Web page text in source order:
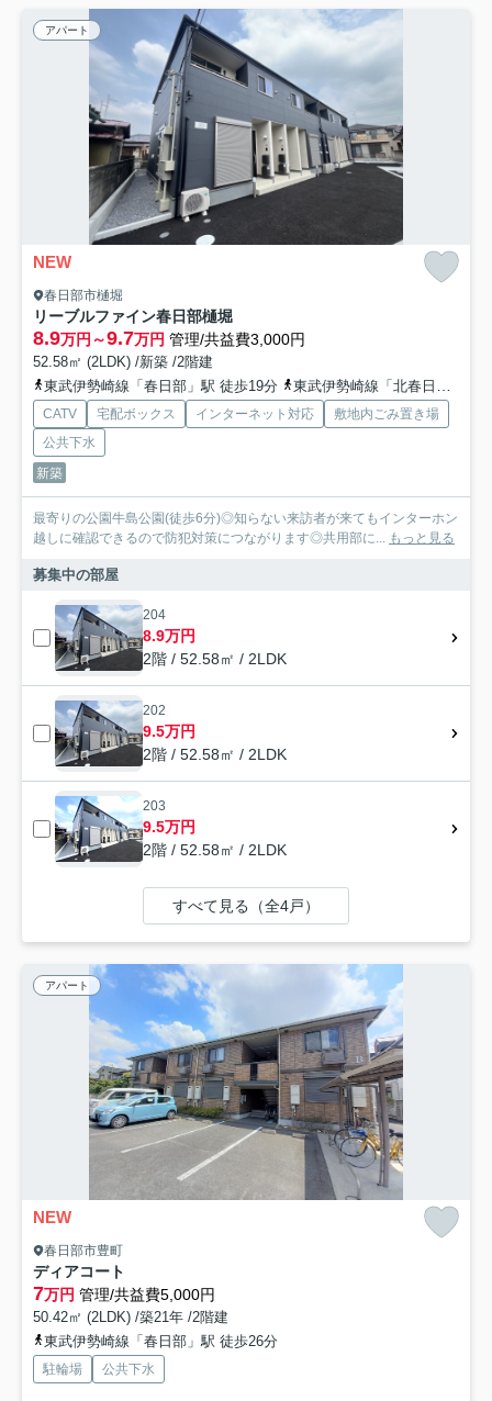
アパート
NEW
春日部市樋堀
リーブルファイン春日部樋堀
8.9万円～9.7万円 管理/共益費3,000円
52.58㎡ (2LDK) /新築 /2階建
東武伊勢崎線「春日部」駅 徒歩19分
東武伊勢崎線「北春日部」駅 徒歩32分
CATV 宅配ボックス インターネット対応
敷地内ごみ置き場
公共下水
新築
最寄りの公園牛島公園(徒歩6分)◎知らない来訪者が来てもインターホン
越しに確認できるので防犯対策につながります◎共用部に... もっと見る
募集中の部屋
204
8.9万円
2階 / 52.58㎡ / 2LDK
202
9.5万円
2階 / 52.58㎡ / 2LDK
203
9.5万円
2階 / 52.58㎡ / 2LDK
すべて見る（全4戸）
アパート
NEW
春日部市豊町
ディアコート
7万円 管理/共益費5,000円
50.42㎡ (2LDK) /築21年 /2階建
東武伊勢崎線「春日部」駅 徒歩26分
駐輪場 公共下水